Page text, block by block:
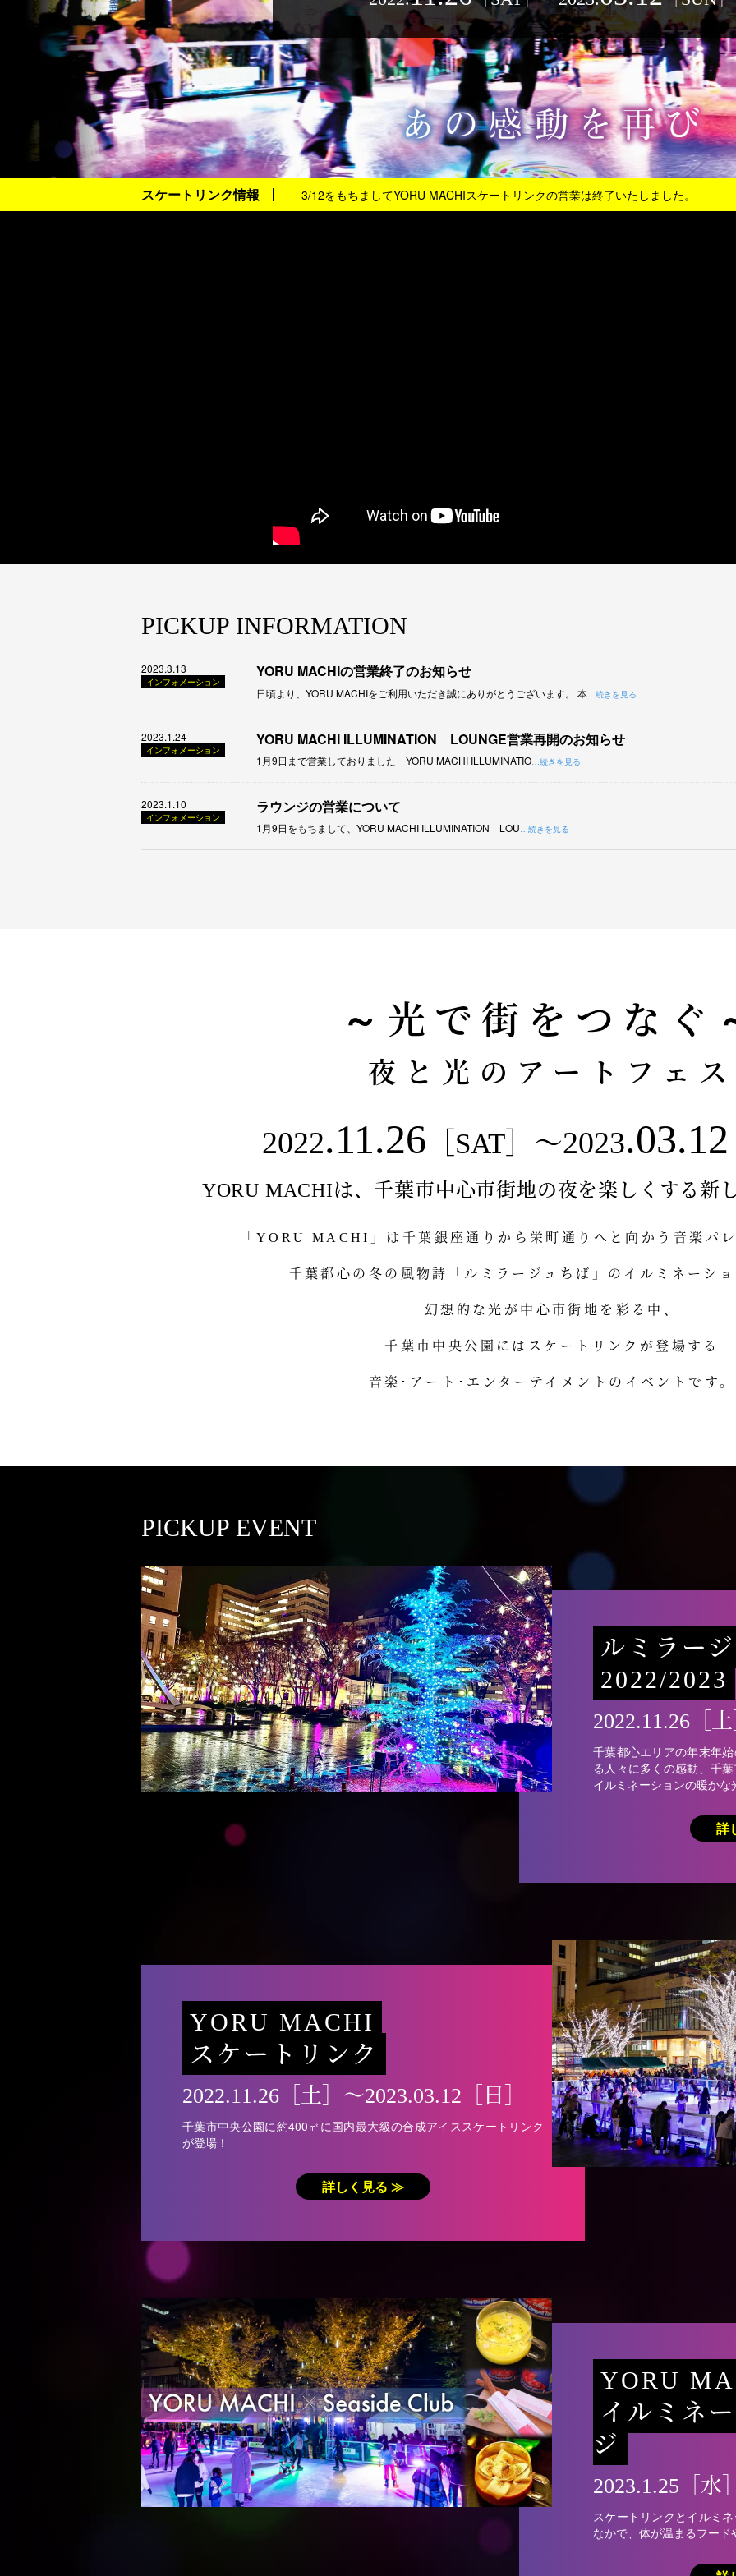
スケートリンク情報 3/12をもちましてYORU MACHIスケートリンクの営業は終了いたしました。
PICKUP INFORMATION
2023.3.13
インフォメーション
YORU MACHIの営業終了のお知らせ
日頃より、YORU MACHIをご利用いただき誠にありがとうございます。 本 …続きを見る
2023.1.24
インフォメーション
YORU MACHI ILLUMINATION LOUNGE営業再開のお知らせ
1月9日まで営業しておりました「YORU MACHI ILLUMINATIO …続きを見る
2023.1.10
インフォメーション
ラウンジの営業について
1月9日をもちまして、YORU MACHI ILLUMINATION LOU …続きを見る
～光で街をつなぐ
夜と光のアートフェス
2022.11.26 ［SAT］ 〜2023.03.12
YORU MACHIは、 千葉市中心市街地の夜を楽しくする 新
「YORU MACHI」は千葉銀座通りから 栄町通りへと向かう音楽パ
千葉都心の冬の風物詩「ルミラージュちば」の イルミネーショ
幻想的な光が中心市街地を彩る中、
千葉市中央公園にはスケートリンクが登場する
音楽･アート･エンターテイメントのイベントです。
PICKUP EVENT
ルミラー
2022/2023
2022.11.26［
千葉都心エリアの年末年
る人々に多くの感動、千
イルミネーションの暖かな
詳
YORU MACHI
スケートリンク
2022.11.26［土］〜2023.03.12［日］
千葉市中央公園に約400㎡に国内最大級の合成アイススケートリンク
が登場！
詳しく見る ≫
YORU
イルミネ
ジ
2023.1.25［水
スケートリンクとイルミ
なかで、体が温まるフード